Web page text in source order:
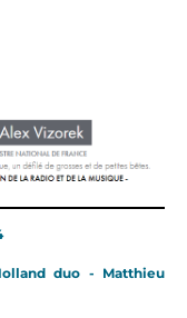
duo - Matthieu